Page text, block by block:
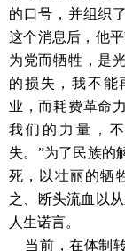
的口号，并组织
这个消息后，他
为党而牺牲，是
的损失，我不能
业，而耗费革命
我们的力量，
失。”为了民族的
死，以壮丽的牺
之、断头流血以
人生诺言。
当前，在体制